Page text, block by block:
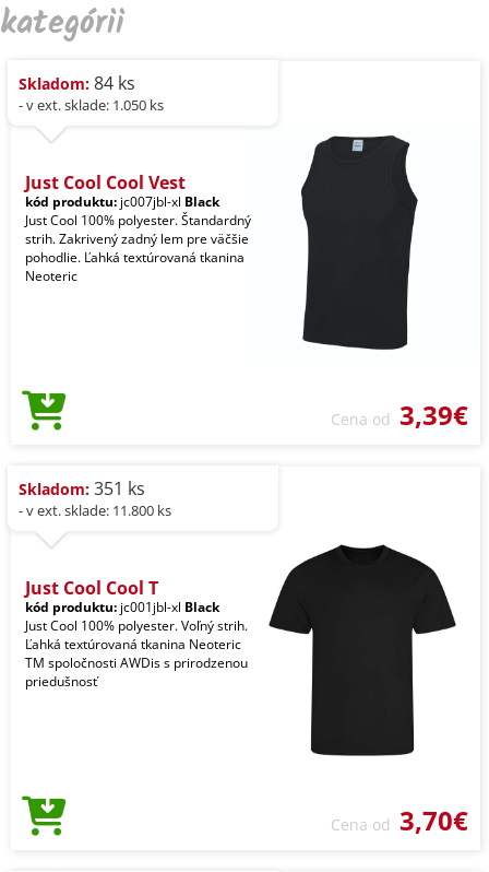
kategórii
Skladom: 84 ks
- v ext. sklade: 1.050 ks
Just Cool Cool Vest
kód produktu: jc007jbl-xl Black
Just Cool 100% polyester. Štandardný
strih. Zakrivený zadný lem pre väčšie
pohodlie. Ľahká textúrovaná tkanina
Neoteric
Cena od 3,39€
Skladom: 351 ks
- v ext. sklade: 11.800 ks
Just Cool Cool T
kód produktu: jc001jbl-xl Black
Just Cool 100% polyester. Voľný strih.
Ľahká textúrovaná tkanina Neoteric
TM spoločnosti AWDis s prirodzenou
priedušnosť
Cena od 3,70€